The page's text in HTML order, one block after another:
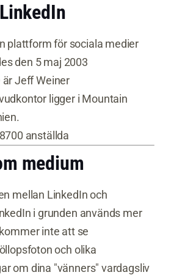
plattform för sociala medier
den 5 maj 2003
är Jeff Weiner
ligger i Mountain
anställda
medium
mellan LinkedIn och
i grunden används mer
inte att se
och olika
om dina "vänners" vardagsliv